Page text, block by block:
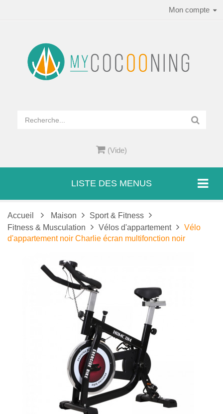
Mon compte
(Vide)
LISTE DES MENUS
Accueil Maison
Sport & Fitness
Fitness & Musculation
Vélos d'appartement
Vélo
d'appartement noir Charlie écran multifonction noir